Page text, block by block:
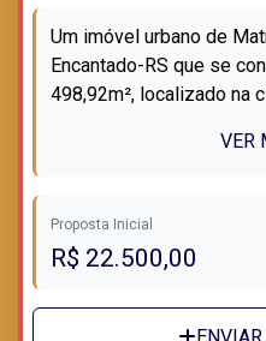
Um imóvel urbano de
Encantado-RS que se
498,92m², localizado na
VER
Proposta Inicial
R$ 22.500,00